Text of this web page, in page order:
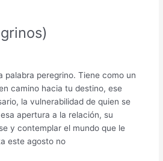
palabra peregrino. Tiene como un
camino hacia tu destino, ese
la vulnerabilidad de quien se
apertura a la relación, su
y contemplar el mundo que le
este agosto no